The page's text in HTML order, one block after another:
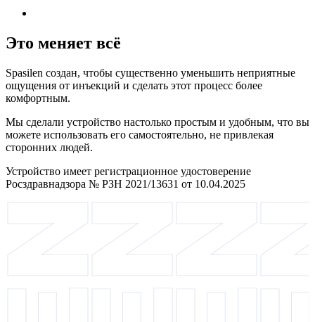
Это меняет всё
Spasilen создан, чтобы существенно уменьшить неприятные
ощущения от инъекций и сделать этот процесс более
комфортным.
Мы сделали устройство настолько простым и удобным, что вы
можете использовать его самостоятельно, не привлекая
сторонних людей.
Устройство имеет регистрационное удостоверение
Росздравнадзора № РЗН 2021/13631 от 10.04.2025